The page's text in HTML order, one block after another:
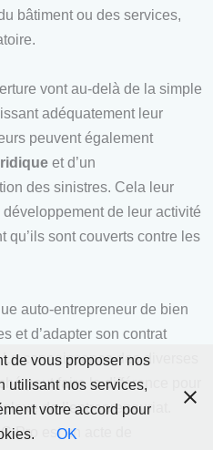
bâtiment ou des services,
vont au-delà de la simple
adéquatement leur
peuvent également
et d’un
des sinistres. Cela leur
de leur activité
qu’ils sont couverts contre les
auto-entrepreneur de bien
et d’adapter son contrat
connaissance des diverses
peut faire la différence pour
de l’entrepreneuriat.
Pro est un acte de
de vous proposer nos
utilisant nos services,
votre accord pour
OK